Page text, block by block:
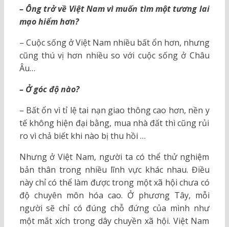
– Ông trở về Việt Nam vì muốn tìm một tương lai
mạo hiểm hơn?
– Cuộc sống ở Việt Nam nhiều bất ổn hơn, nhưng
cũng thú vị hơn nhiều so với cuộc sống ở Châu
Âu…
– Ở góc độ nào?
– Bất ổn vì tỉ lệ tai nạn giao thông cao hơn, nền y
tế không hiện đại bằng, mua nhà đất thì cũng rủi
ro vì chả biết khi nào bị thu hồi …
Nhưng ở Việt Nam, người ta có thể thử nghiệm
bản thân trong nhiều lĩnh vực khác nhau. Điều
này chỉ có thể làm được trong một xã hội chưa có
độ chuyên môn hóa cao. Ở phương Tây, mỗi
người sẽ chỉ có đúng chỗ đứng của mình như
một mắt xích trong dây chuyền xã hội. Việt Nam